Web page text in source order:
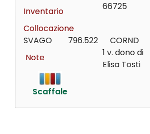
Inventario
66725
Collocazione
SVAGO        796.522      CORND
Note
1 v. dono di
Elisa Tosti
Scaffale